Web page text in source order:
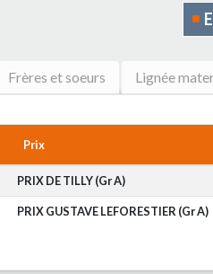
Frères et soeurs Lignée
Prix
PRIX DE TILLY (Gr A)
PRIX GUSTAVE LEFORESTIER (Gr A)